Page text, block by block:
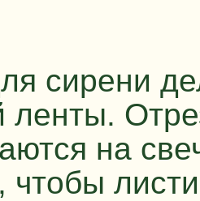
сирени
ленты.
на